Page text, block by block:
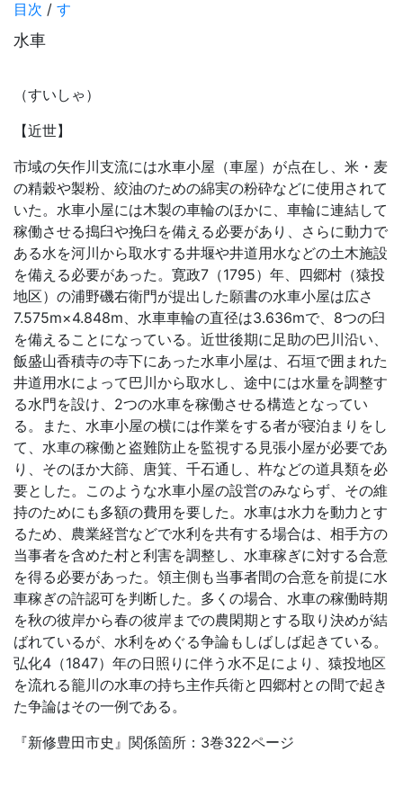
目次 / す
水車
（すいしゃ）
【近世】
市域の矢作川支流には水車小屋（車屋）が点在し、米・麦
の精穀や製粉、絞油のための綿実の粉砕などに使用されて
いた。水車小屋には木製の車輪のほかに、車輪に連結して
稼働させる搗臼や挽臼を備える必要があり、さらに動力で
ある水を河川から取水する井堰や井道用水などの土木施設
を備える必要があった。寛政7（1795）年、四郷村（猿投
地区）の浦野磯右衛門が提出した願書の水車小屋は広さ
7.575m×4.848m、水車車輪の直径は3.636mで、8つの臼
を備えることになっている。近世後期に足助の巴川沿い、
飯盛山香積寺の寺下にあった水車小屋は、石垣で囲まれた
井道用水によって巴川から取水し、途中には水量を調整す
る水門を設け、2つの水車を稼働させる構造となってい
る。また、水車小屋の横には作業をする者が寝泊まりをし
て、水車の稼働と盗難防止を監視する見張小屋が必要であ
り、そのほか大篩、唐箕、千石通し、杵などの道具類を必
要とした。このような水車小屋の設営のみならず、その維
持のためにも多額の費用を要した。水車は水力を動力とす
るため、農業経営などで水利を共有する場合は、相手方の
当事者を含めた村と利害を調整し、水車稼ぎに対する合意
を得る必要があった。領主側も当事者間の合意を前提に水
車稼ぎの許認可を判断した。多くの場合、水車の稼働時期
を秋の彼岸から春の彼岸までの農閑期とする取り決めが結
ばれているが、水利をめぐる争論もしばしば起きている。
弘化4（1847）年の日照りに伴う水不足により、猿投地区
を流れる籠川の水車の持ち主作兵衛と四郷村との間で起き
た争論はその一例である。
『新修豊田市史』関係箇所：3巻322ページ